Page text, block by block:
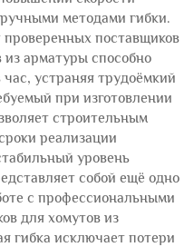
методами гибки.
поставщиков
из арматуры способно
устраняя трудоёмкий
при изготовлении
строительным
реализации
уровень
собой ещё одно
с профессиональными
для хомутов из
гибка исключает потери